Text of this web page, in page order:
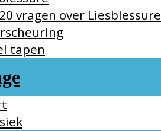
20 vragen over Liesblessure
tapen